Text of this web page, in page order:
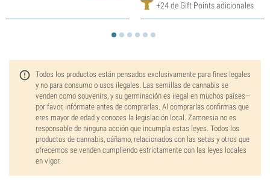
+24 de Gift Points adicionales
Todos los productos están pensados exclusivamente para fines legales
y no para consumo o usos ilegales. Las semillas de cannabis se
venden como souvenirs, y su germinación es ilegal en muchos países—
por favor, infórmate antes de comprarlas. Al comprarlas confirmas que
eres mayor de edad y conoces la legislación local. Zamnesia no es
responsable de ninguna acción que incumpla estas leyes. Todos los
productos de cannabis, cáñamo, relacionados con las setas y otros que
ofrecemos se venden cumpliendo estrictamente con las leyes locales
en vigor.